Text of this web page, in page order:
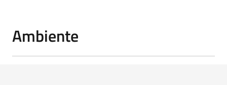
Ambiente